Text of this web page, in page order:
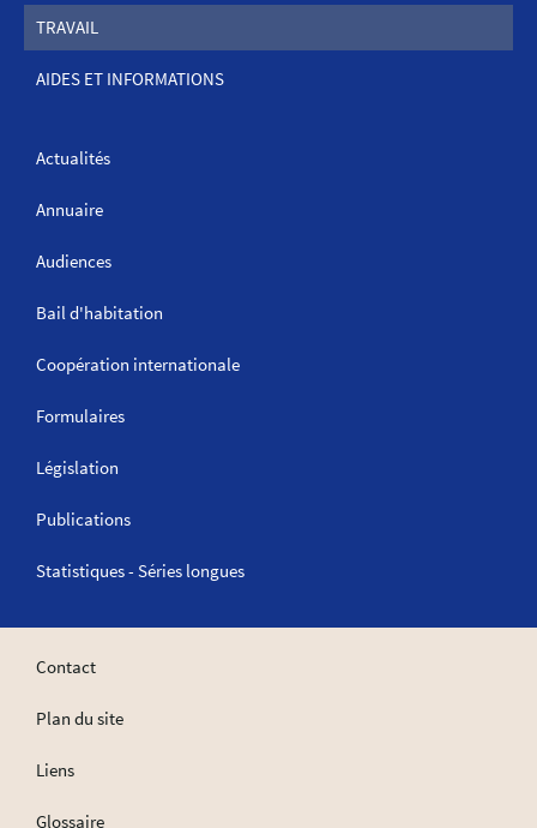
TRAVAIL
AIDES ET INFORMATIONS
Actualités
Annuaire
Audiences
Bail d'habitation
Coopération internationale
Formulaires
Législation
Publications
Statistiques - Séries longues
Contact
Plan du site
Liens
Glossaire